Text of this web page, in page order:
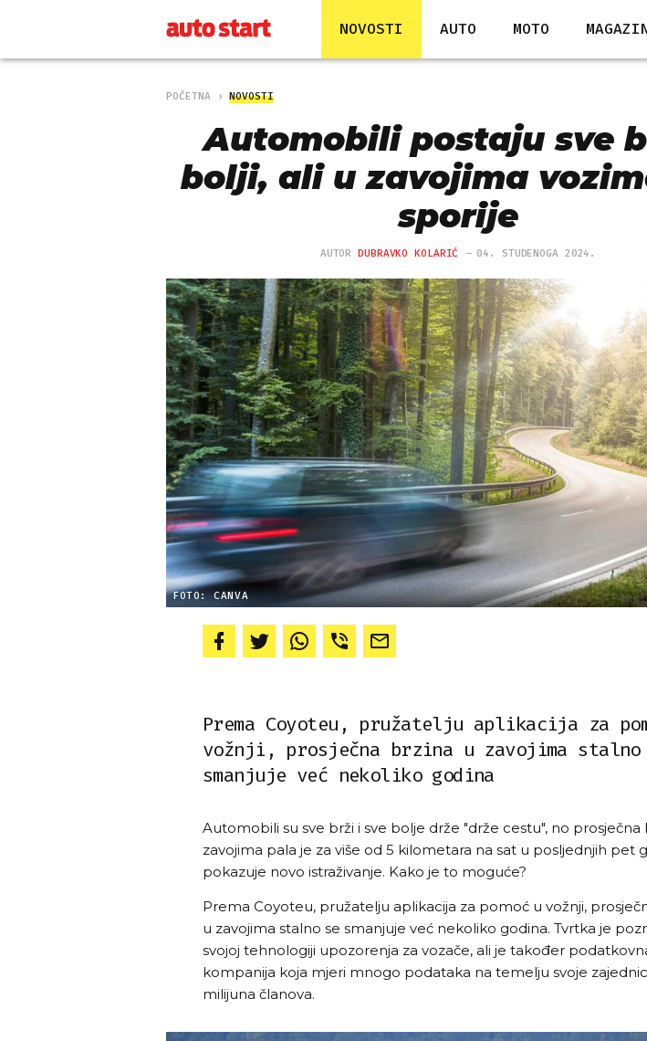
NOVOSTI AUTO MOTO
POČETNA NOVOSTI
Automobili postaju sve
bolji, ali u zavojima
sporije
AUTORDUBRAVKO KOLARIĆ 04. STUDENOGA 2024.
FOTO: CANVA
Prema Coyoteu, pružatelju aplikacija za
vožnji, prosječna brzina u zavojima stalno
smanjuje već nekoliko godina
Automobili su sve brži i sve bolje drže "drže cestu", no prosječna
zavojima pala je za više od 5 kilometara na sat u posljednjih pet
pokazuje novo istraživanje. Kako je to moguće?
Prema Coyoteu, pružatelju aplikacija za pomoć u vožnji,
u zavojima stalno se smanjuje već nekoliko godina. Tvrtka je
svojoj tehnologiji upozorenja za vozače, ali je također
kompanija koja mjeri mnogo podataka na temelju svoje
milijuna članova.